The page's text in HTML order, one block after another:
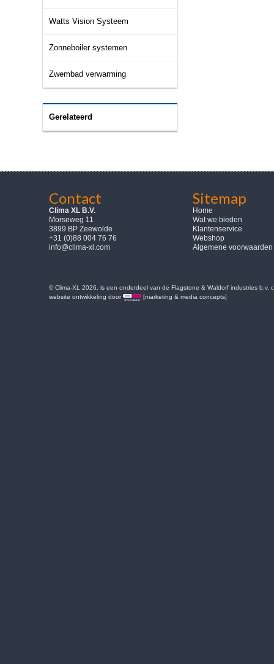
Watts Vision Systeem
Zonneboiler systemen
Zwembad verwarming
Gerelateerd
Contact
Clima XL B.V.
Morseweg 11
3899 BP Zeewolde
+31 (0)88 004 76 76
info@clima-xl.com
Sitemap
Home
Wat we bieden
Klantenservice
Webshop
Algemene voorwaarden
© Clima-XL 2026, is een onderdeel van de Flagstone & Waldorf industries b.v.
website ontwikkeling door
[marketing & media concepts]